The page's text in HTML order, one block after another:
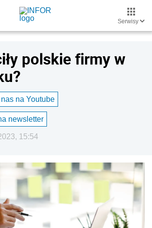
Serwisy
polskie firmy w
na Youtube
newsletter
15:54